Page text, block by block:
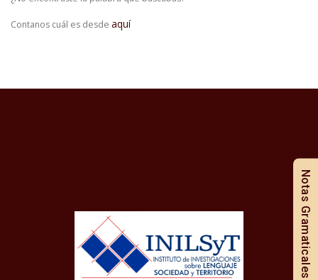
Contanos cuál es desde aquí
Notas Gramaticales